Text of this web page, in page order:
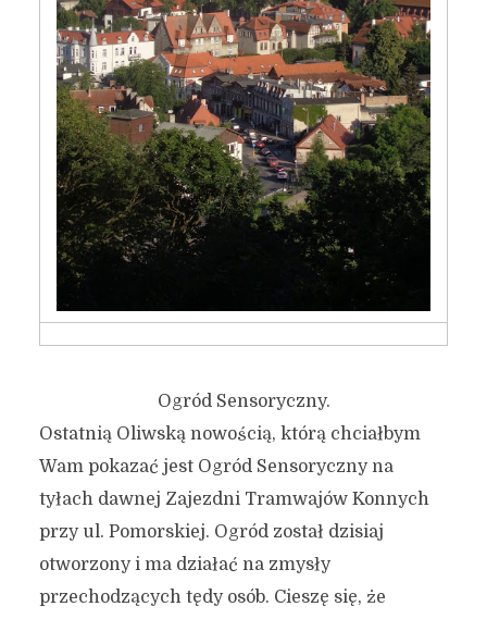
Ogród Sensoryczny.
Ostatnią Oliwską nowością, którą chciałbym
Wam pokazać jest Ogród Sensoryczny na
tyłach dawnej Zajezdni Tramwajów Konnych
przy ul. Pomorskiej. Ogród został dzisiaj
otworzony i ma działać na zmysły
przechodzących tędy osób. Cieszę się, że